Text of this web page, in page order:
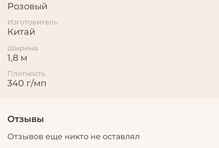
Розовый
Изготовитель
Китай
Ширина
1,8 м
Плотность
340 г/мп
Отзывы
Отзывов еще никто не оставлял